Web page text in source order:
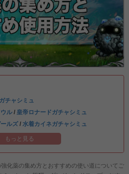
チャシミュ
ル / 皇帝ロナードガチャシミュ
ルズ/ 水着カイネガチャシミュ
まとめ
もっと見る
化薬の集め方とおすすめの使い道についてご